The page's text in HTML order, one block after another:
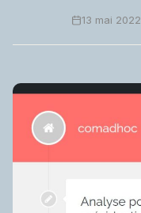
13 mai 2022